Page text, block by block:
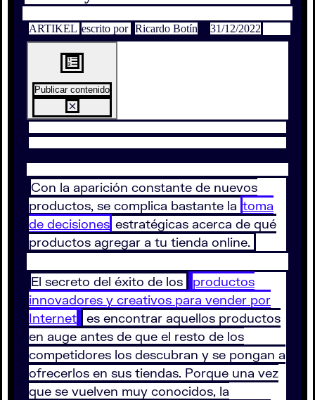
ARTIKEL escrito por Ricardo Botín 31/12/2022
Publicar contenido
Con la aparición constante de nuevos
productos, se complica bastante la toma
de decisiones estratégicas acerca de qué
productos agregar a tu tienda online.
El secreto del éxito de los
productos
innovadores y creativos para vender por
Internet
es encontrar aquellos productos
en auge antes de que el resto de los
competidores los descubran y se pongan a
ofrecerlos en sus tiendas. Porque una vez
que se vuelven muy conocidos, la